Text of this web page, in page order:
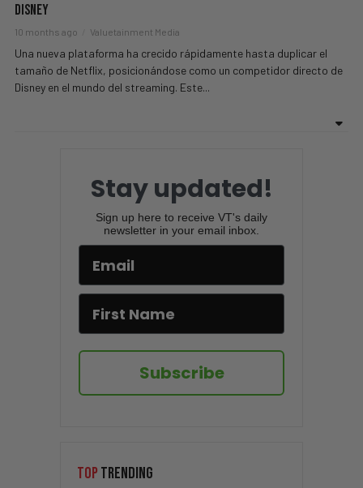
Disney
10 months ago Valuetainment Media
Una nueva plataforma ha crecido rápidamente hasta duplicar el
tamaño de Netflix, posicionándose como un competidor directo de
Disney en el mundo del streaming. Este...
Stay updated!
Sign up here to receive VT's daily
newsletter in your email inbox.
Subscribe
TOP TRENDING